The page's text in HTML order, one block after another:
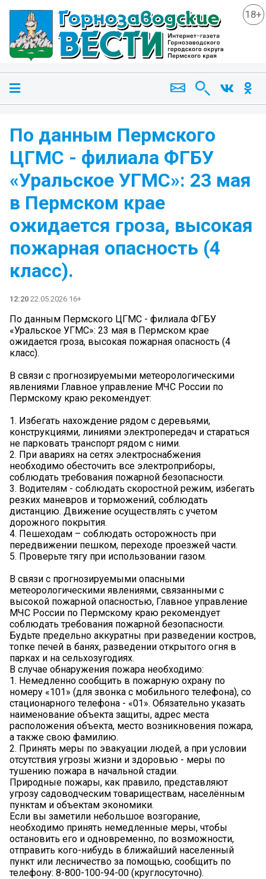
18+
По данным Пермского
ЦГМС - филиала ФГБУ
«Уральское УГМС»: 23 мая
в Пермском крае
ожидается гроза, высокая
пожарная опасность (4
класс).
12:20 22.05.2026 16+
По данным Пермского ЦГМС - филиала ФГБУ
«Уральское УГМС»: 23 мая в Пермском крае
ожидается гроза, высокая пожарная опасность (4
класс).
В связи с прогнозируемыми метеорологическими
явлениями Главное управление МЧС России по
Пермскому краю рекомендует:
1. Избегать нахождение рядом с деревьями,
конструкциями, линиями электропередач и стараться
не парковать транспорт рядом с ними.
2. При авариях на сетях электроснабжения
необходимо обесточить все электроприборы,
соблюдать требования пожарной безопасности.
3. Водителям - соблюдать скоростной режим, избегать
резких маневров и торможений, соблюдать
дистанцию. Движение осуществлять с учетом
дорожного покрытия.
4. Пешеходам – соблюдать осторожность при
передвижении пешком, переходе проезжей части.
5. Проверьте тягу при использовании газом.
В связи с прогнозируемыми опасными
метеорологическими явлениями, связанными с
высокой пожарной опасностью, Главное управление
МЧС России по Пермскому краю рекомендует
соблюдать требования пожарной безопасности.
Будьте предельно аккуратны при разведении костров,
топке печей в банях, разведении открытого огня в
парках и на сельхозугодиях.
В случае обнаружения пожара необходимо:
1. Немедленно сообщить в пожарную охрану по
номеру «101» (для звонка с мобильного телефона), со
стационарного телефона - «01». Обязательно указать
наименование объекта защиты, адрес места
расположения объекта, место возникновения пожара,
а также свою фамилию.
2. Принять меры по эвакуации людей, а при условии
отсутствия угрозы жизни и здоровью - меры по
тушению пожара в начальной стадии.
Природные пожары, как правило, представляют
угрозу садоводческим товариществам, населённым
пунктам и объектам экономики.
Если вы заметили небольшое возгорание,
необходимо принять немедленные меры, чтобы
остановить его и одновременно, по возможности,
отправить кого-нибудь в ближайший населенный
пункт или лесничество за помощью, сообщить по
телефону: 8-800-100-94-00 (круглосуточно).